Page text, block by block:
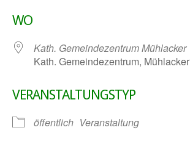
WO
Kath. Gemeindezentrum Mühlacker
Kath. Gemeindezentrum, Mühlacker
VERANSTALTUNGSTYP
öffentlich Veranstaltung